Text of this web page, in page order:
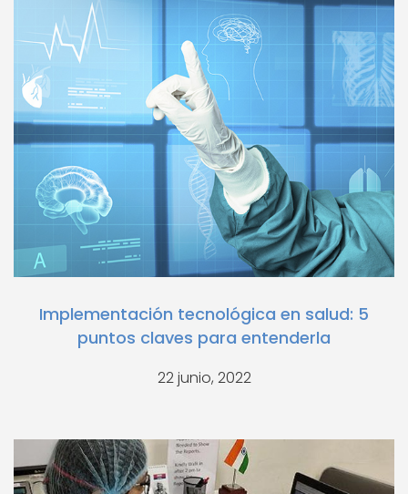
Implementación tecnológica en salud: 5
puntos claves para entenderla
22 junio, 2022